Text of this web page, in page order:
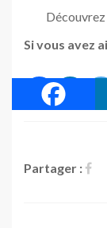
Si vous avez
Partager :